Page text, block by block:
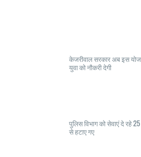
केजरीवाल सरकार अब इस
युवा को नौकरी देगी
पुलिस विभाग को सेवाएं दे रहे
से हटाए गए